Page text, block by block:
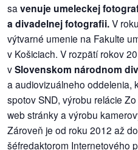
vychádzky
/
knihy
/
výstavy
o
sa venuje umeleckej
a divadelnej fotografii.V
výtvarné umenie na Fakulte
v Košiciach. V rozpätí rokov
vSlovenskom národnom
a audiovizuálneho oddelenia,
spotov SND, výrobu relácie
web stránky a výrobu
Zároveň je od roku 2012 až
šéfredaktorom Internetového